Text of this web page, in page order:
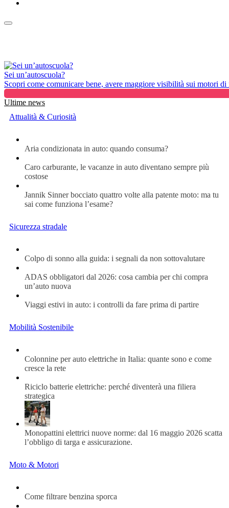
Sei un’autoscuola?
Scopri come comunicare bene, avere maggiore visibilità sui motori
Ultime news
Attualità & Curiosità
Aria condizionata in auto: quando consuma?
Caro carburante, le vacanze in auto diventano sempre più
costose
Jannik Sinner bocciato quattro volte alla patente moto: ma tu
sai come funziona l’esame?
Sicurezza stradale
Colpo di sonno alla guida: i segnali da non sottovalutare
ADAS obbligatori dal 2026: cosa cambia per chi compra
un’auto nuova
Viaggi estivi in auto: i controlli da fare prima di partire
Mobilità Sostenibile
Colonnine per auto elettriche in Italia: quante sono e come
cresce la rete
Riciclo batterie elettriche: perché diventerà una filiera
strategica
Monopattini elettrici nuove norme: dal 16 maggio 2026 scatta
l’obbligo di targa e assicurazione.
Moto & Motori
Come filtrare benzina sporca